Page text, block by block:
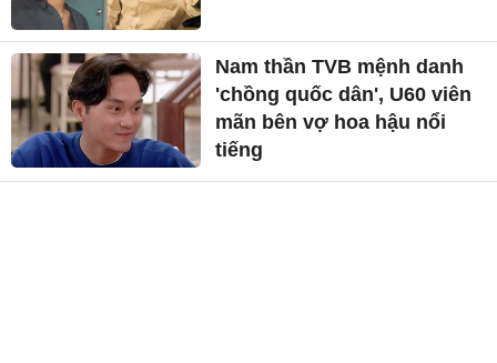
Nam thần TVB mệnh danh
'chồng quốc dân', U60 viên
mãn bên vợ hoa hậu nổi
tiếng